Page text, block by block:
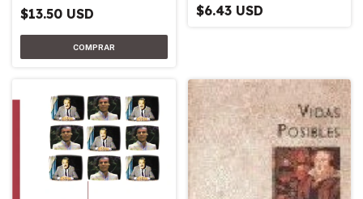
$13.50 USD $6.43 USD